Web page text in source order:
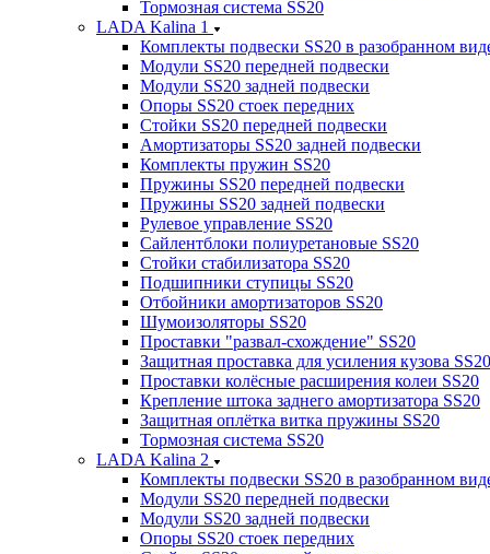
Тормозная система SS20
LADA Kalina 1
Комплекты подвески SS20 в разобранном
Модули SS20 передней подвески
Модули SS20 задней подвески
Опоры SS20 стоек передних
Стойки SS20 передней подвески
Амортизаторы SS20 задней подвески
Комплекты пружин SS20
Пружины SS20 передней подвески
Пружины SS20 задней подвески
Рулевое управление SS20
Сайлентблоки полиуретановые SS20
Стойки стабилизатора SS20
Подшипники ступицы SS20
Отбойники амортизаторов SS20
Шумоизоляторы SS20
Проставки "развал-схождение" SS20
Защитная проставка для усиления кузова SS20
Проставки колёсные расширения колеи SS20
Крепление штока заднего амортизатора SS20
Защитная оплётка витка пружины SS20
Тормозная система SS20
LADA Kalina 2
Комплекты подвески SS20 в разобранном
Модули SS20 передней подвески
Модули SS20 задней подвески
Опоры SS20 стоек передних